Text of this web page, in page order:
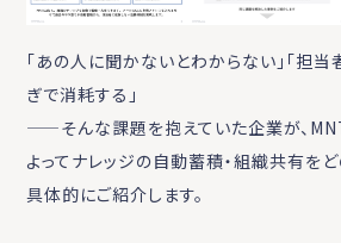
「あの人に聞かないとわからない」「担
ぎで消耗する」
——そんな課題を抱えていた企業が、
よってナレッジの自動蓄積・組織共有を
具体的にご紹介します。